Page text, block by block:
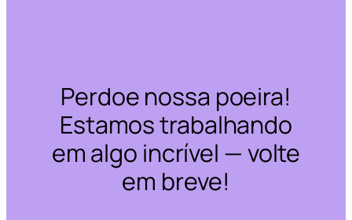
Perdoe nossa poeira!
Estamos trabalhando
em algo incrível — volte
em breve!